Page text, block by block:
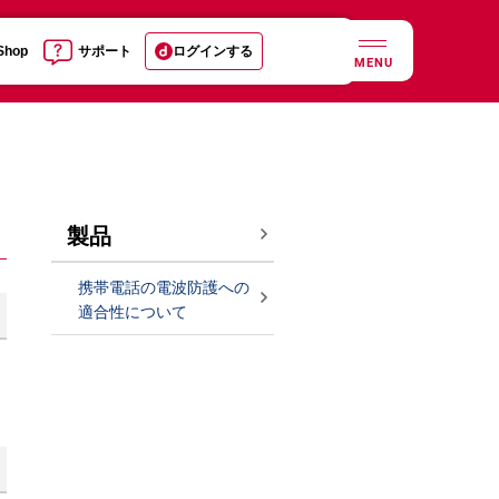
サポート ログインする
MENU
製品
携帯電話の電波防護への
適合性について